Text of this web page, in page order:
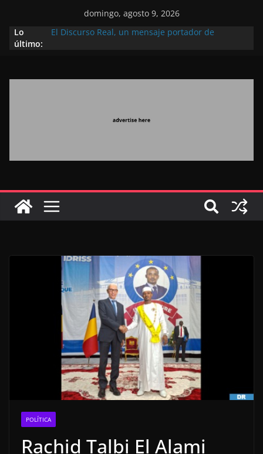
domingo, agosto 9, 2026
Lo
último:
El Discurso Real, un mensaje portador de
Extranjero: al servicio de los grandes proyectos de
Marruecos gracias a una visión estratégica
destinada a consolidar la posición de Marruecos
en una economía mundial competitiva (politólogo
marroquí-estadounidense)
POLÍTICA
Rachid Talbi El Alami